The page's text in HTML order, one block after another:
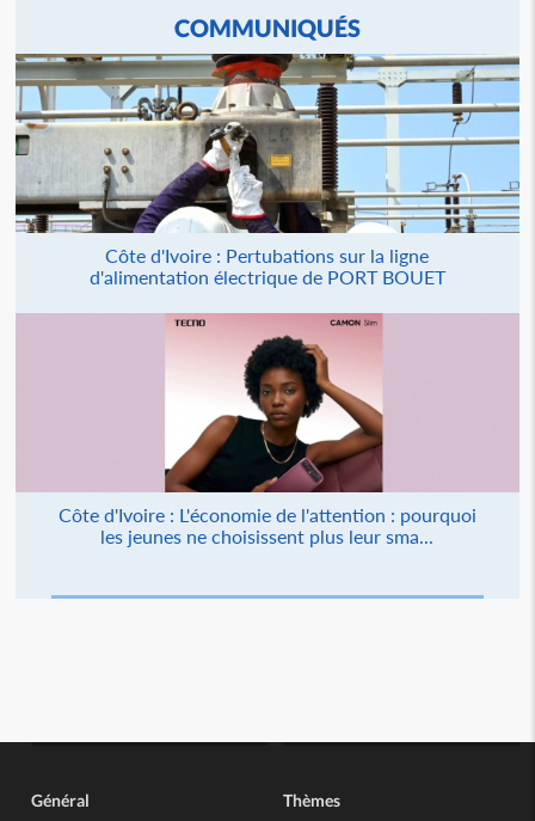
COMMUNIQUÉS
Côte d'Ivoire : Pertubations sur la ligne
d'alimentation électrique de PORT BOUET
Côte d'Ivoire : L'économie de l'attention : pourquoi
les jeunes ne choisissent plus leur sma...
Général Thèmes